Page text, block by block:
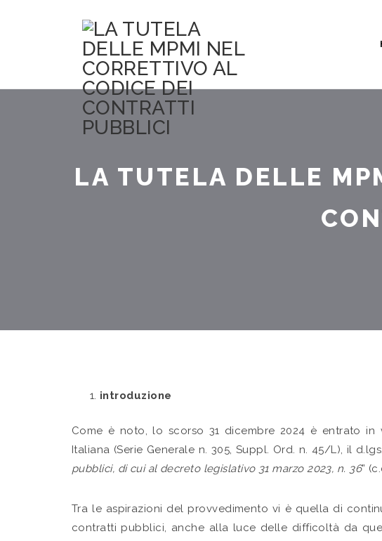
LA TUTELA DELLE
introduzione
Come è noto, lo scorso 31 dicembre 2024 è entrato
Italiana (Serie Generale n. 305, Suppl. Ord. n. 45/L), il
pubblici, di cui al decreto legislativo 31 marzo 2023, n. 36”
Tra le aspirazioni del provvedimento vi è quella di
contratti pubblici, anche alla luce delle difficoltà da